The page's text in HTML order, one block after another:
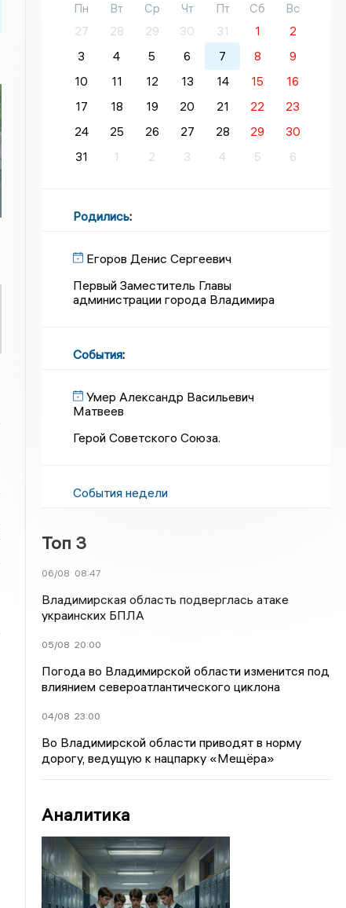
Пн Вт Ср Чт Пт Сб
Вс
27
28 29 30 31 1
2
3
4 5 6 7 8
9
10
11 12 13 14 15
16
17
18 19 20 21 22
23
24
25 26 27 28 29
30
31
1 2 3 4 5 6
Родились:
Егоров Денис Сергеевич
Первый Заместитель Главы
администрации города Владимира
События:
Умер Александр Васильевич
Матвеев
Герой Советского Союза.
События недели
Топ 3
06/08 08:47
Владимирская область подверглась атаке
украинских БПЛА
05/08 20:00
Погода во Владимирской области изменится под
влиянием североатлантического циклона
04/08 23:00
Во Владимирской области приводят в норму
дорогу, ведущую к нацпарку «Мещёра»
Аналитика